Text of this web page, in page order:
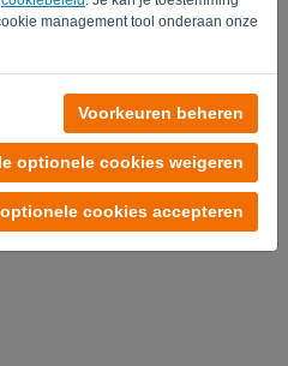
management tool onderaan onze
Voorkeuren beheren
optionele cookies weigeren
cookies accepteren